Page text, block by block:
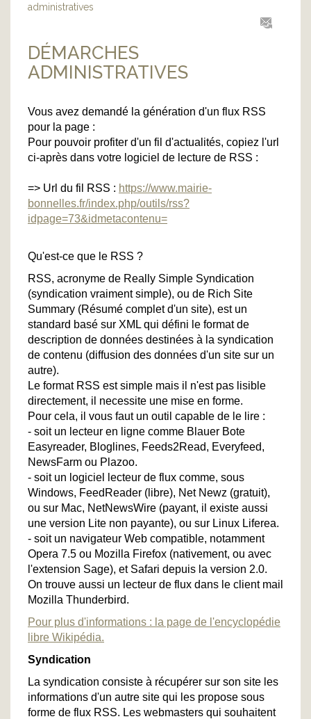
administratives
DÉMARCHES
ADMINISTRATIVES
Vous avez demandé la génération d'un flux RSS
pour la page :
Pour pouvoir profiter d'un fil d'actualités, copiez l'url
ci-après dans votre logiciel de lecture de RSS :
=> Url du fil RSS : https://www.mairie-
bonnelles.fr/index.php/outils/rss?
idpage=73&idmetacontenu=
Qu'est-ce que le RSS ?
RSS, acronyme de Really Simple Syndication
(syndication vraiment simple), ou de Rich Site
Summary (Résumé complet d'un site), est un
standard basé sur XML qui défini le format de
description de données destinées à la syndication
de contenu (diffusion des données d'un site sur un
autre).
Le format RSS est simple mais il n'est pas lisible
directement, il necessite une mise en forme.
Pour cela, il vous faut un outil capable de le lire :
- soit un lecteur en ligne comme Blauer Bote
Easyreader, Bloglines, Feeds2Read, Everyfeed,
NewsFarm ou Plazoo.
- soit un logiciel lecteur de flux comme, sous
Windows, FeedReader (libre), Net Newz (gratuit),
ou sur Mac, NetNewsWire (payant, il existe aussi
une version Lite non payante), ou sur Linux Liferea.
- soit un navigateur Web compatible, notamment
Opera 7.5 ou Mozilla Firefox (nativement, ou avec
l'extension Sage), et Safari depuis la version 2.0.
On trouve aussi un lecteur de flux dans le client mail
Mozilla Thunderbird.
Pour plus d'informations : la page de l'encyclopédie
libre Wikipédia.
Syndication
La syndication consiste à récupérer sur son site les
informations d'un autre site qui les propose sous
forme de flux RSS. Les webmasters qui souhaitent